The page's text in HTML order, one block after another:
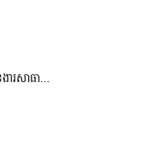
ារសាធា...